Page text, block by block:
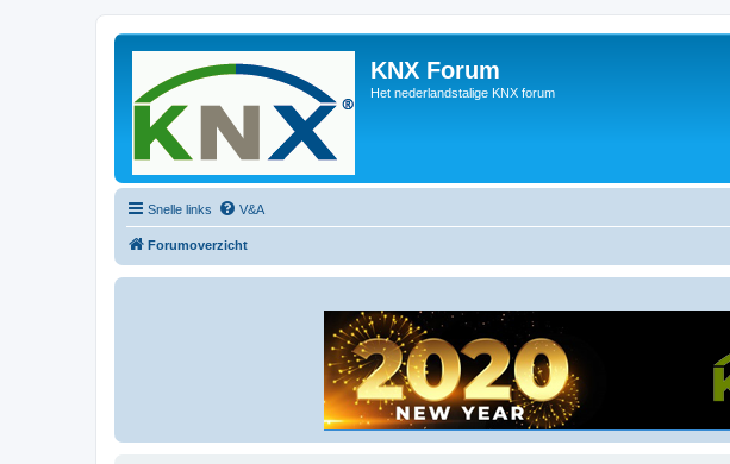
KNX Forum
Het nederlandstalige KNX forum
Snelle links V&A
Forumoverzicht